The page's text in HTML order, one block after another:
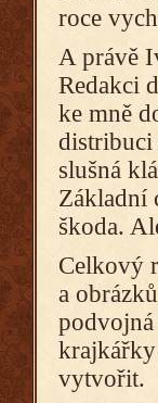
roce
A právě
Redakci
ke mně
distribuci
slušná
Základní
škoda.
Celkový
a
podvojná
krajkářky
vytvořit.